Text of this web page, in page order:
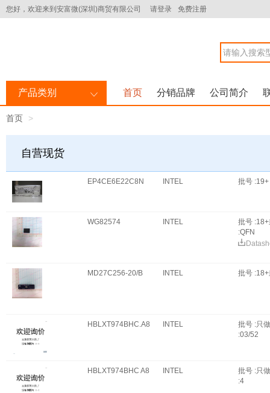
您好，欢迎来到安富微(深圳)商贸有限公司 请登录 免费注册
产品类别 首页 分销品牌 公司简介
首页
自营现货
EP4CE6E22C8N INTEL 批号 :19+
WG82574 INTEL
批号
:QFN
MD27C256-20/B INTEL 批号
HBLXT974BHC.A8 INTEL
批号 :只
:03/52
HBLXT974BHC A8 INTEL
批号 :只
:4